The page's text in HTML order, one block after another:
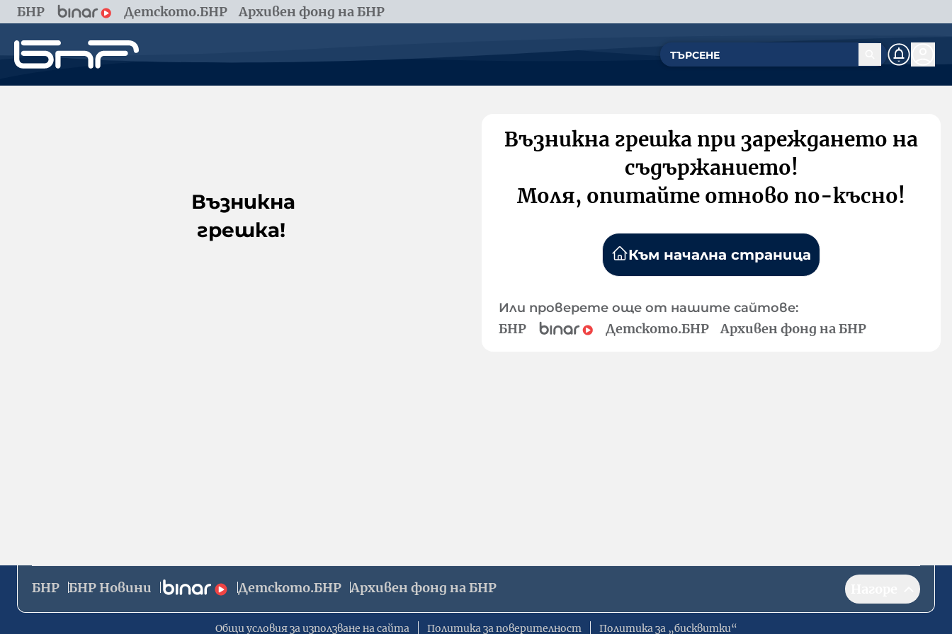
БНР Детското.БНР Архивен фонд на БНР
Възникна
грешка!
Възникна грешка при зареждането на
съдържанието!
Моля, опитайте отново по-късно!
Към начална страница
Или проверете още от нашите сайтове:
БНР Детското.БНР Архивен фонд на БНР
БНР БНР Новини Детското.БНР Архивен фонд на БНР
Общи условия за използване на сайта Политика за поверителност Политика за „бисквитки“